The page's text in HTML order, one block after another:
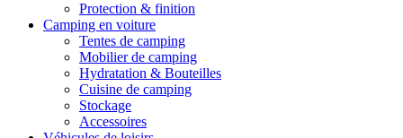
Protection & finition
Camping en voiture
Tentes de camping
Mobilier de camping
Hydratation & Bouteilles
Cuisine de camping
Stockage
Accessoires